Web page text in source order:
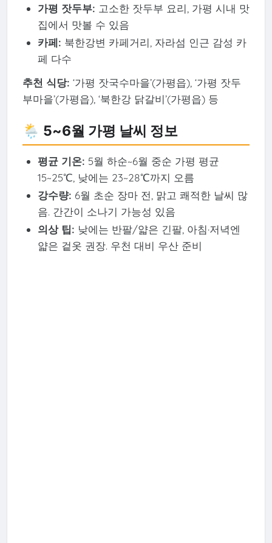
가평 잣두부: 고소한 잣두부 요리, 가평 시내 맛
집에서 맛볼 수 있음
카페: 북한강변 카페거리, 자라섬 인근 감성 카
페 다수
추천 식당: ‘가평 잣국수마을’(가평읍), ‘가평 잣두
부마을’(가평읍), ‘북한강 닭갈비’(가평읍) 등
🌦️ 5~6월 가평 날씨 정보
평균 기온: 5월 하순~6월 중순 가평 평균
15~25℃, 낮에는 23~28℃까지 오름
강수량: 6월 초순 장마 전, 맑고 쾌적한 날씨 많
음. 간간이 소나기 가능성 있음
의상 팁: 낮에는 반팔/얇은 긴팔, 아침·저녁엔
얇은 겉옷 권장. 우천 대비 우산 준비